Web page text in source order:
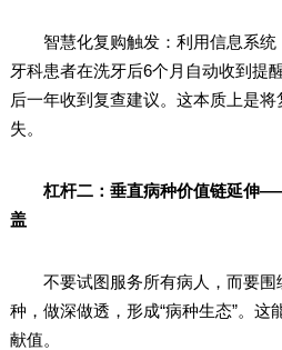
智慧化复购触发：利用信息系统
牙科患者在洗牙后6个月自动收到提
后一年收到复查建议。这本质上是将
失。
杠杆二：垂直病种价值链延伸
盖
不要试图服务所有病人，而要围
种，做深做透，形成“病种生态”。
献值。